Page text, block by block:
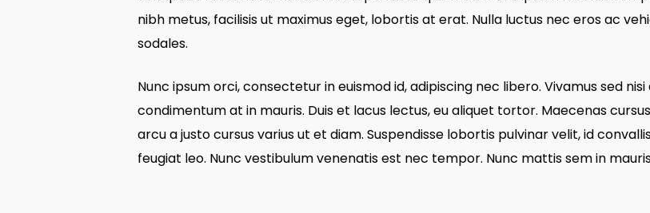
nibh metus, facilisis ut maximus eget, lobortis at erat. Nulla luctus nec eros ac
sodales.
Nunc ipsum orci, consectetur in euismod id, adipiscing nec libero. Vivamus sed
condimentum at in mauris. Duis et lacus lectus, eu aliquet tortor. Maecenas
arcu a justo cursus varius ut et diam. Suspendisse lobortis pulvinar velit, id
feugiat leo. Nunc vestibulum venenatis est nec tempor. Nunc mattis sem in